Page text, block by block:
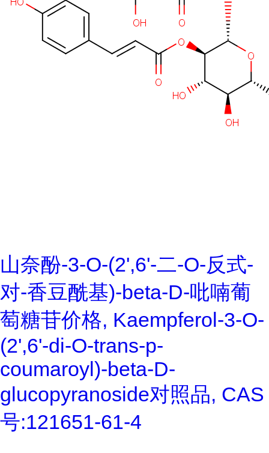
山奈酚-3-O-(2',6'-二-O-反式-
对-香豆酰基)-beta-D-吡喃葡
萄糖苷价格, Kaempferol-3-O-
(2',6'-di-O-trans-p-
coumaroyl)-beta-D-
glucopyranoside对照品, CAS
号:121651-61-4